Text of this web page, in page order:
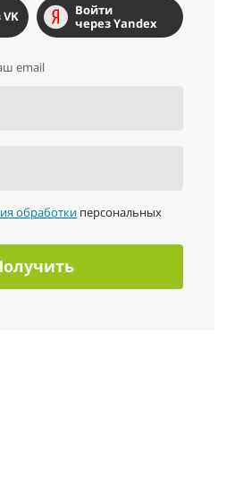
Войти
через Yandex
email
обработки персональных